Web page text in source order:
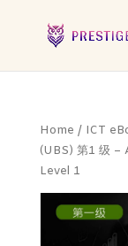
Home / ICT
(UBS) 第1 级
Level 1